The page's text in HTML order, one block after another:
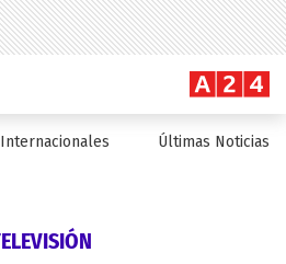
Internacionales Últimas Noticias